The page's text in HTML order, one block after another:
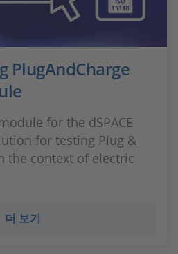
PlugAndCharge
for the dSPACE
for testing Plug &
the context of electric
더 보기